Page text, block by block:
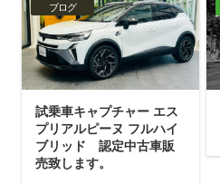
ブログ
試乗車キャプチャー エス
プリアルピーヌ フルハイ
ブリッド 認定中古車販
売致します。